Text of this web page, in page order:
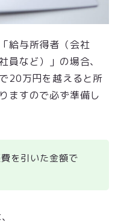
給与所得者（会社
員など）」の場合、
20万円を越えると所
ますので必ず準備し
を引いた金額で